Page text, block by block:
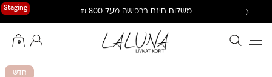
Staging משלוח חינם ברכישה מעל 800 ₪
חיפוש באתר
0
החשבון שלי
חדש